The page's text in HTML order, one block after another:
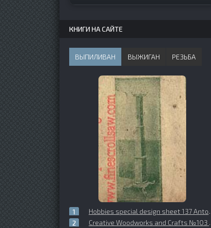
КНИГИ НА САЙТЕ
ВЫПИЛИВАН ВЫЖИГАН РЕЗЬБА
Hobbies special design sheet 137 Antofret Hall Stand
Creative Woodworks and Crafts №103 (2004-Holiday)